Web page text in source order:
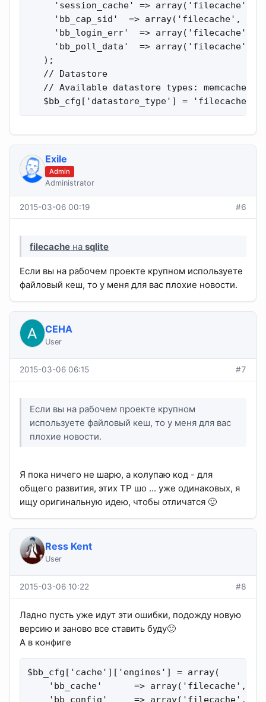
'session_cache' => array('filecache',
'bb_cap_sid'  => array('filecache',
'bb_login_err'  => array('filecache',
'bb_poll_data'  => array('filecache',
   );
   // Datastore
// Available datastore types: memcache,
   $bb_cfg['datastore_type'] = 'filecache';
Exile
Admin
Administrator
2015-03-06 00:19 #6
filecache наsqlite
Если вы на рабочем проекте крупном используете
файловый кеш, то у меня для вас плохие новости.
CEHA
User
2015-03-06 06:15 #7
Если вы на рабочем проекте крупном
используете файловый кеш, то у меня для вас
плохие новости.
Я пока ничего не шарю, а колупаю код - для
общего развития, этих ТР шо ... уже одинаковых, я
ищу оригинальную идею, чтобы отличатся 🙂
Ress Kent
User
2015-03-06 10:22 #8
Ладно пусть уже идут эти ошибки, подожду новую
версию и заново все ставить буду🙂
А в конфиге
$bb_cfg['cache']['engines'] = array(
'bb_cache'      => array('filecache',
'bb_config'     => array('filecache',